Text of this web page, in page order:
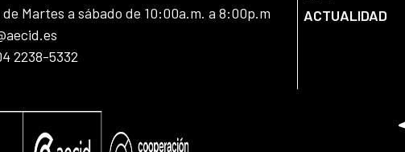
Martes a sábado de 10:00a.m. a 8:00p.m
2238-5332
ACTUALIDAD